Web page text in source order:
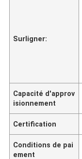
Surligner:
Capacité d'approv
isionnement
Certification
Conditions de pai
ement